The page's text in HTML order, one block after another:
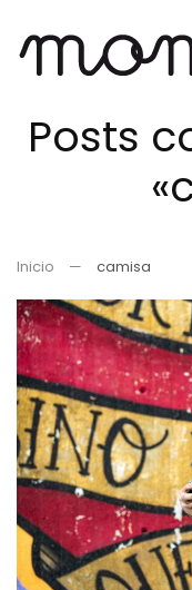
Ir
contenido
principal
Posts
Inicio camisa